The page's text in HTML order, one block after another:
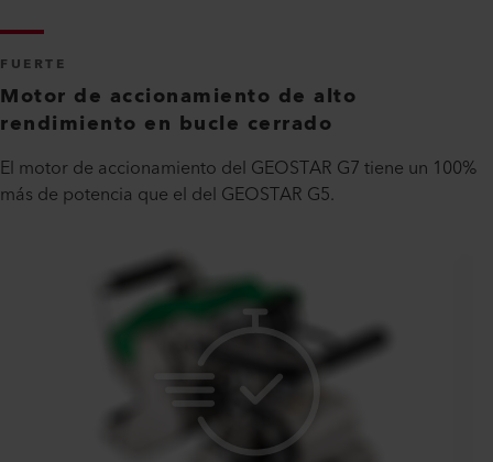
FUERTE
Motor de accionamiento de alto
rendimiento en bucle cerrado
El motor de accionamiento del GEOSTAR G7 tiene un 100%
más de potencia que el del GEOSTAR G5.